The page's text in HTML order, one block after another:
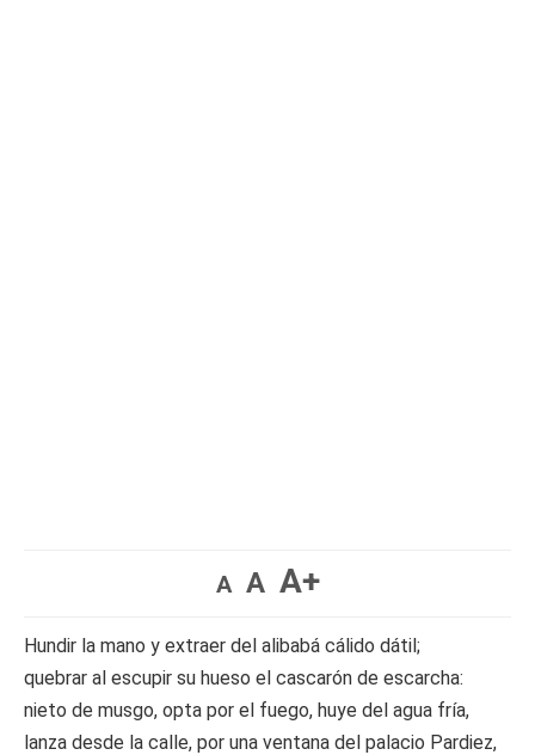
A A A+
Hundir la mano y extraer del alibabá cálido dátil;
quebrar al escupir su hueso el cascarón de escarcha:
nieto de musgo, opta por el fuego, huye del agua fría,
lanza desde la calle, por una ventana del palacio Pardiez,